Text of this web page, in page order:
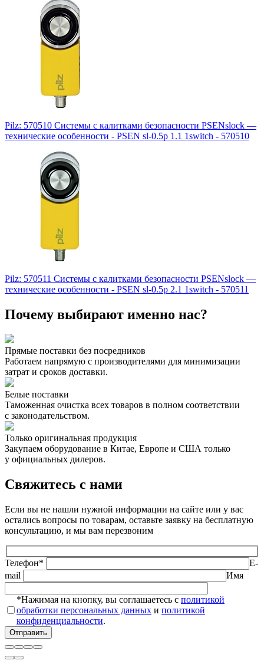
Pilz: 570510 Системы с калитками безопасности PSENslock —
технические особенности - PSEN sl-0.5p 1.1 1switch - 570510
Pilz: 570511 Системы с калитками безопасности PSENslock —
технические особенности - PSEN sl-0.5p 2.1 1switch - 570511
Почему выбирают именно нас?
Прямые поставки без посредников
Работаем напрямую с производителями для минимизации
затрат и сроков доставки.
Белые поставки
Таможенная очистка всех товаров в полном соответствии
с законодательством.
Только оригинальная продукция
Закупаем оборудование в Китае, Европе и США только
у официальных дилеров.
Свяжитесь с нами
Если вы не нашли нужной информации на сайте или у вас
остались вопросы по товарам, оставьте заявку на бесплатную
консультацию, и мы вам перезвоним
Телефон*
E-
mail
Имя
*Нажимая на кнопку, вы соглашаетесь с политикой
обработки персональных данных и политикой
конфиденциальности.